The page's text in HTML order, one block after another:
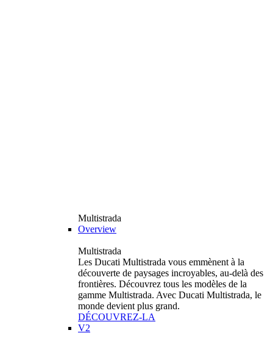
Multistrada
Overview
Multistrada
Les Ducati Multistrada vous emmènent à la
découverte de paysages incroyables, au-delà des
frontières. Découvrez tous les modèles de la
gamme Multistrada. Avec Ducati Multistrada, le
monde devient plus grand.
DÉCOUVREZ-LA
V2